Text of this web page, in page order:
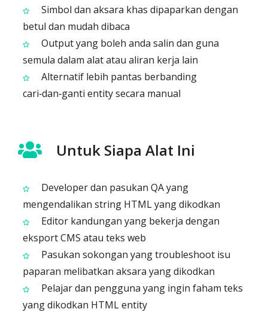
Simbol dan aksara khas dipaparkan dengan
betul dan mudah dibaca
Output yang boleh anda salin dan guna
semula dalam alat atau aliran kerja lain
Alternatif lebih pantas berbanding
cari‑dan‑ganti entity secara manual
Untuk Siapa Alat Ini
Developer dan pasukan QA yang
mengendalikan string HTML yang dikodkan
Editor kandungan yang bekerja dengan
eksport CMS atau teks web
Pasukan sokongan yang troubleshoot isu
paparan melibatkan aksara yang dikodkan
Pelajar dan pengguna yang ingin faham teks
yang dikodkan HTML entity